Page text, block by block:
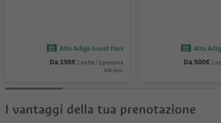
Alto Adige Guest Pass
Da 198€ 1 notte / 2 persone
IVA incl.
Alto
Da500€ 1
I vantaggi della tua prenotazione